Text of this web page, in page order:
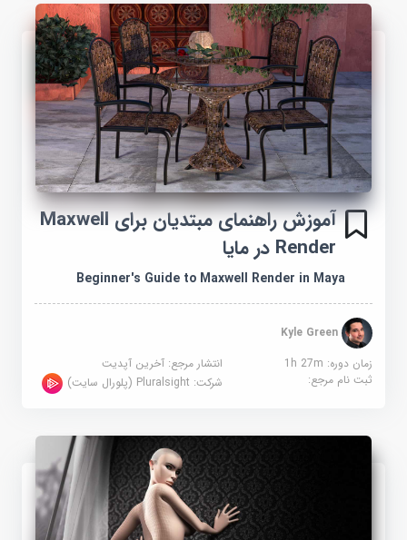
آموزش راهنمای مبتدیان برای Maxwell
Render در مایا
Beginner's Guide to Maxwell Render in Maya
Kyle Green
زمان دوره: 1h 27m
انتشار مرجع:آخرین آپدیت
ثبت نام مرجع:
شرکت:Pluralsight (پلورال سایت)